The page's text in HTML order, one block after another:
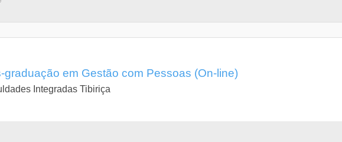
graduação em Gestão com Pessoas (On-line)
Integradas Tibiriça